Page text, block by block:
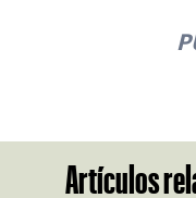
Artículos